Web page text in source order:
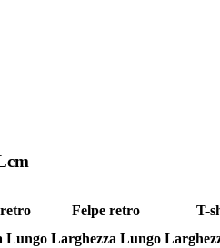
cm
Felpe retro
T-
Lungo Larghezza Lungo